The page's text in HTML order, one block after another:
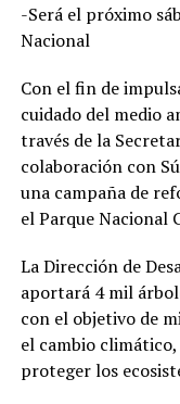
-Será el próximo
Nacional
Con el fin de
cuidado del medio
través de la
colaboración con
una campaña de
el Parque Nacional
La Dirección de
aportará 4 mil
con el objetivo de
el cambio
proteger los